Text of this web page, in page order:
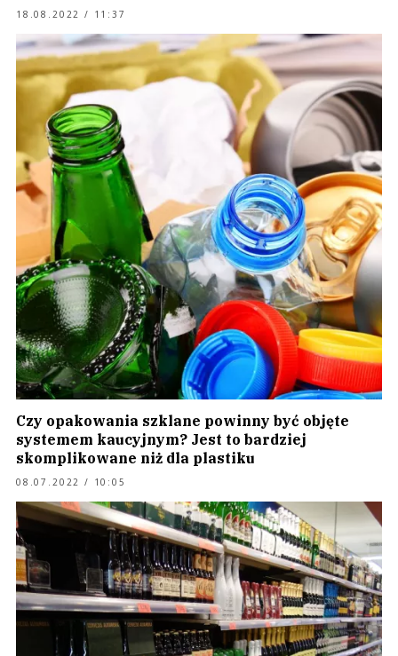
18.08.2022 / 11:37
Czy opakowania szklane powinny być objęte
systemem kaucyjnym? Jest to bardziej
skomplikowane niż dla plastiku
08.07.2022 / 10:05